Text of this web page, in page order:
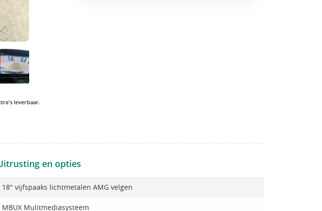
leverbaar.
en opties
18" vijfspaaks lichtmetalen AMG velgen
MBUX Mulitmediasysteem